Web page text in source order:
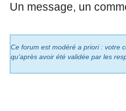
Un message, un
Ce forum est modéré a priori : votre
qu’après avoir été validée par les